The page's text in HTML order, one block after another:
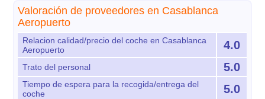
Valoración de proveedores en Casablanca
Aeropuerto
Relacion calidad/precio del coche en Casablanca
Aeropuerto
4.0
Trato del personal 5.0
Tiempo de espera para la recogida/entrega del
coche
5.0